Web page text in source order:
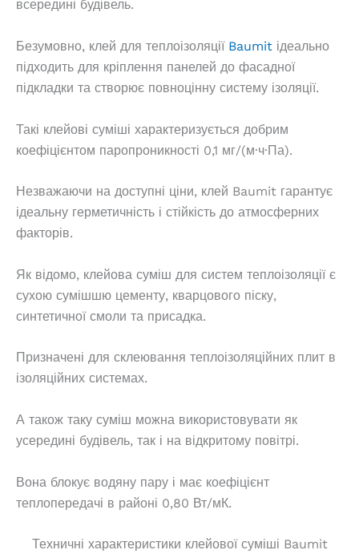
всередині будівель.
Безумовно, клей для теплоізоляції Baumit ідеально
підходить для кріплення панелей до фасадної
підкладки та створює повноцінну систему ізоляції.
Такі клейові суміші характеризується добрим
коефіцієнтом паропроникності 0,1 мг/(м·ч·Па).
Незважаючи на доступні ціни, клей Baumit гарантує
ідеальну герметичність і стійкість до атмосферних
факторів.
Як відомо, клейова суміш для систем теплоізоляції є
сухою сумішшю цементу, кварцового піску,
синтетичної смоли та присадка.
Призначені для склеювання теплоізоляційних плит в
ізоляційних системах.
А також таку суміш можна використовувати як
усередині будівель, так і на відкритому повітрі.
Вона блокує водяну пару і має коефіцієнт
теплопередачі в районі 0,80 Вт/мК.
Техничні характеристики клейової суміші Baumit